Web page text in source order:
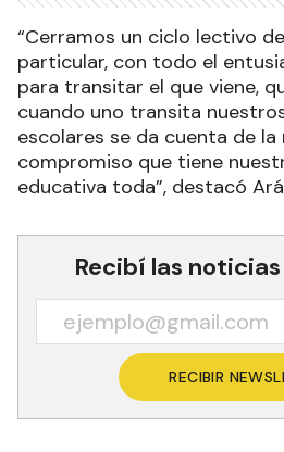
“Cerramos un ciclo lectivo
particular, con todo el
para transitar el que viene,
cuando uno transita
escolares se da cuenta de
compromiso que tiene
educativa toda”, destacó
Recibí las
RECIBIR